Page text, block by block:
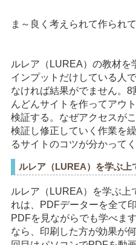
ま～良く考えられて作られ
ルレア（LUREA）の教材を
インプットだけしている人
なければ結果がでません。
んどんサイトを作ってアウ
検証する。なぜアクセスが
検証し修正していく作業を
るサイトのコツが分かって
ルレア（LUREA）を学ぶ上
ルレア（LUREA）を学ぶ上
れは、PDFデーターを全て
PDFを見ながらでも学べま
なら、印刷した方が効果が